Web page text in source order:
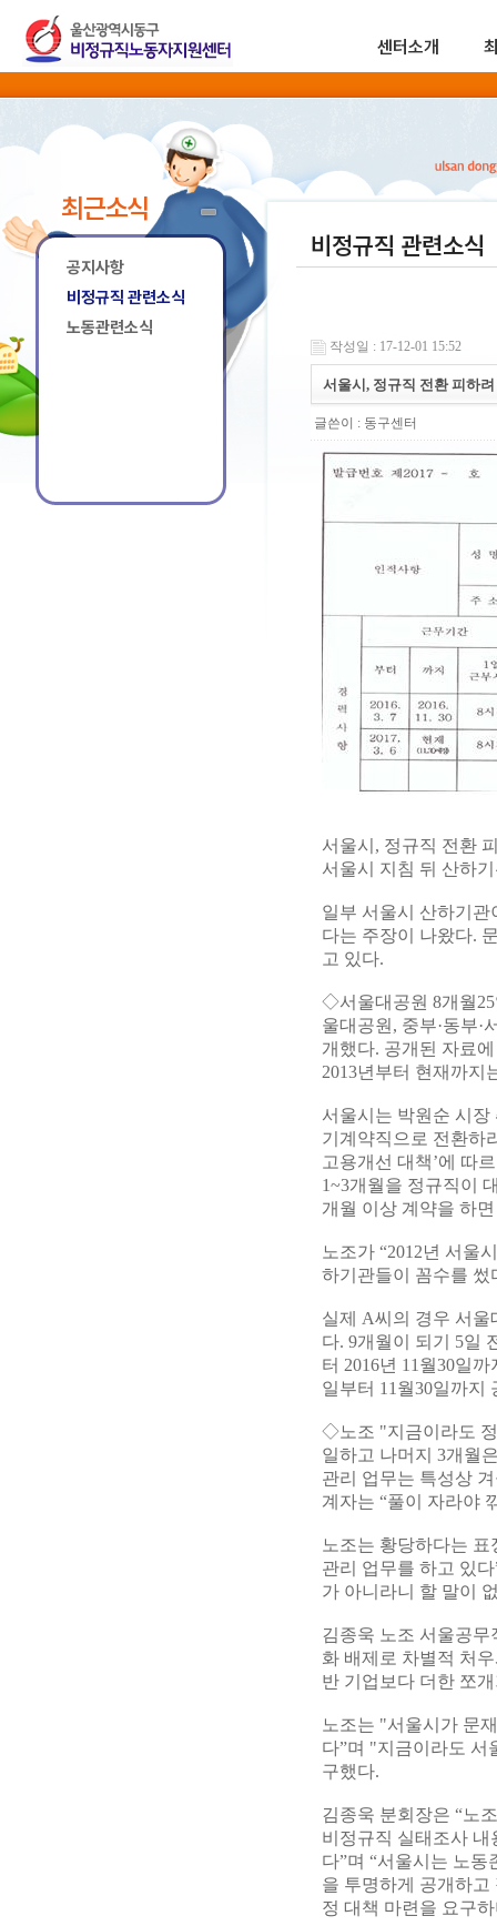
센터소개
최근소식
공지사항
비정규직 관련소식
노동관련소식
비정규직 관련소식
작성일 : 17-12-01 15:52
서울시, 정규직 전환 피하
글쓴이 : 동구센터
서울시, 정규직 전환
서울시 지침 뒤 산하
일부 서울시 산하기관
다는 주장이 나왔다.
고 있다.
◇서울대공원 8개월25
울대공원, 중부·동부
개했다. 공개된 자료
2013년부터 현재까지
서울시는 박원순 시장
기계약직으로 전환하
고용개선 대책’에 따
1~3개월을 정규직이
개월 이상 계약을 하
노조가 “2012년 서울
하기관들이 꼼수를 썼
실제 A씨의 경우 서울
다. 9개월이 되기 5일
터 2016년 11월30일
일부터 11월30일까지
◇노조 "지금이라도
일하고 나머지 3개월
관리 업무는 특성상
계자는 “풀이 자라야
노조는 황당하다는
관리 업무를 하고 있
가 아니라니 할 말이
김종욱 노조 서울공무
화 배제로 차별적 처
반 기업보다 더한 쪼
노조는 "서울시가 문
다”며 "지금이라도 서
구했다.
김종욱 분회장은 “노
비정규직 실태조사
다”며 “서울시는 노
을 투명하게 공개하
정 대책 마련을 요구